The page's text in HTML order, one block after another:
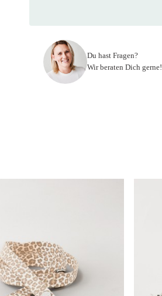
Du hast Fragen?
Wir beraten Dich gerne!